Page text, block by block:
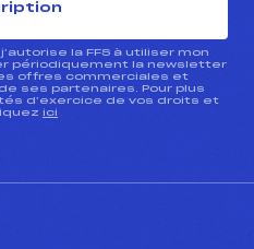
la FFS à utiliser mon
périodiquement la newsletter
offres commerciales et
ses partenaires. Pour plus
d’exercice de vos droits et
ici